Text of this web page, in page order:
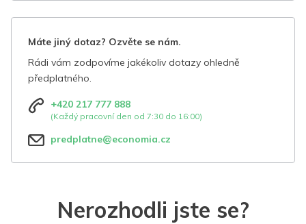
Máte jiný dotaz? Ozvěte se nám.
Rádi vám zodpovíme jakékoliv dotazy ohledně
předplatného.
+420 217 777 888
(Každý pracovní den od 7:30 do 16:00)
predplatne@economia.cz
Nerozhodli jste se?